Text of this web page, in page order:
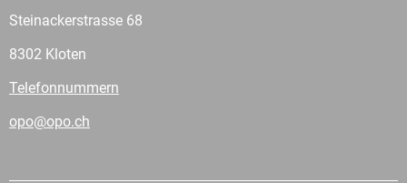
Steinackerstrasse 68
8302 Kloten
Telefonnummern
opo@opo.ch